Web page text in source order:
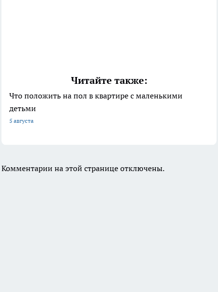
Читайте также:
Что положить на пол в квартире с маленькими
детьми
5 августа
Комментарии на этой странице отключены.